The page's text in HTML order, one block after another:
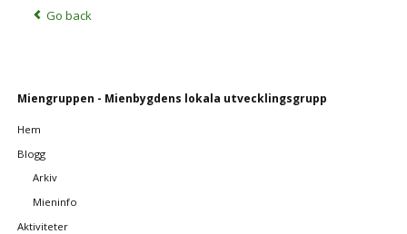
Go back
Skip
Miengruppen - Mienbygdens lokala utvecklingsgrupp
Hem
Blogg
Arkiv
Mieninfo
Aktiviteter